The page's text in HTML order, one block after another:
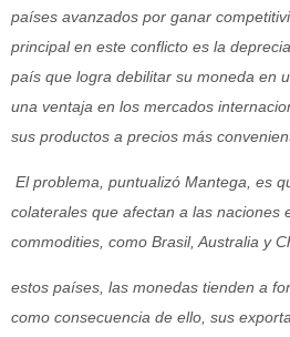
países avanzados por ganar
principal en este conflicto es la
país que logra debilitar su moneda en
una ventaja en los mercados
sus productos a precios más
El problema, puntualizó Mantega, es
colaterales que afectan a las naciones
commodities, como Brasil, Australia y
estos países, las monedas tienden a
como consecuencia de ello, sus